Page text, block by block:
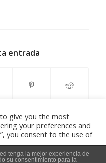
entrada
tenga la mejor experiencia de
su consentimiento para la
give you the most
your preferences and
you consent to the use of
.